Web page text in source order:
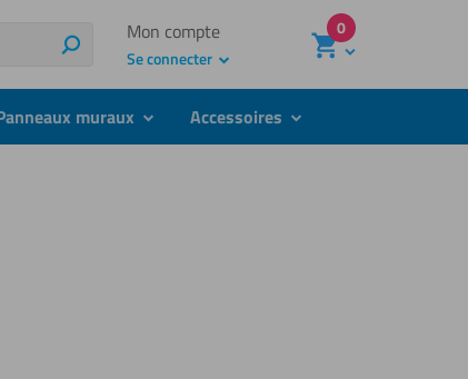
Recherche
Mon compte
Se connecter
0
muraux submenuAccessoires submenu